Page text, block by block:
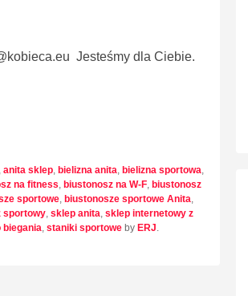
Jesteśmy dla Ciebie.
, anita sklep, bielizna anita, bielizna sportowa,
na fitness, biustonosz na W-F, biustonosz
sportowe, biustonosze sportowe Anita,
sportowy, sklep anita, sklep internetowy z
biegania, staniki sportowe by ERJ.